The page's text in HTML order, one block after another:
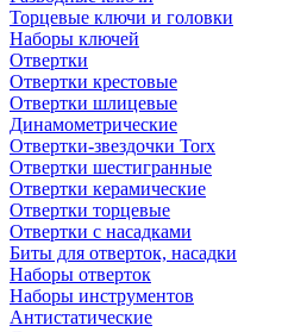
Торцевые ключи и головки
Наборы ключей
Отвертки
Отвертки крестовые
Отвертки шлицевые
Динамометрические
Отвертки-звездочки Torx
Отвертки шестигранные
Отвертки керамические
Отвертки торцевые
Отвертки с насадками
Биты для отверток, насадки
Наборы отверток
Наборы инструментов
Антистатические